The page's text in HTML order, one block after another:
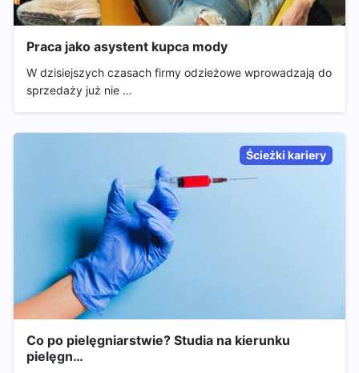
Praca jako asystent kupca mody
W dzisiejszych czasach firmy odzieżowe wprowadzają do
sprzedaży już nie …
Ścieżki kariery
Co po pielęgniarstwie? Studia na kierunku
pielęgn…